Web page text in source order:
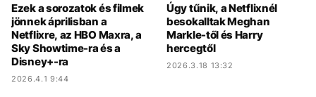
Ezek a sorozatok és filmek
jönnek áprilisban a
Netflixre, az HBO Maxra, a
Sky Showtime-ra és a
Disney+-ra
2026.4.1 9:44
Úgy tűnik, a Netflixnél
besokalltak Meghan
Markle-től és Harry
hercegtől
2026.3.18 13:32